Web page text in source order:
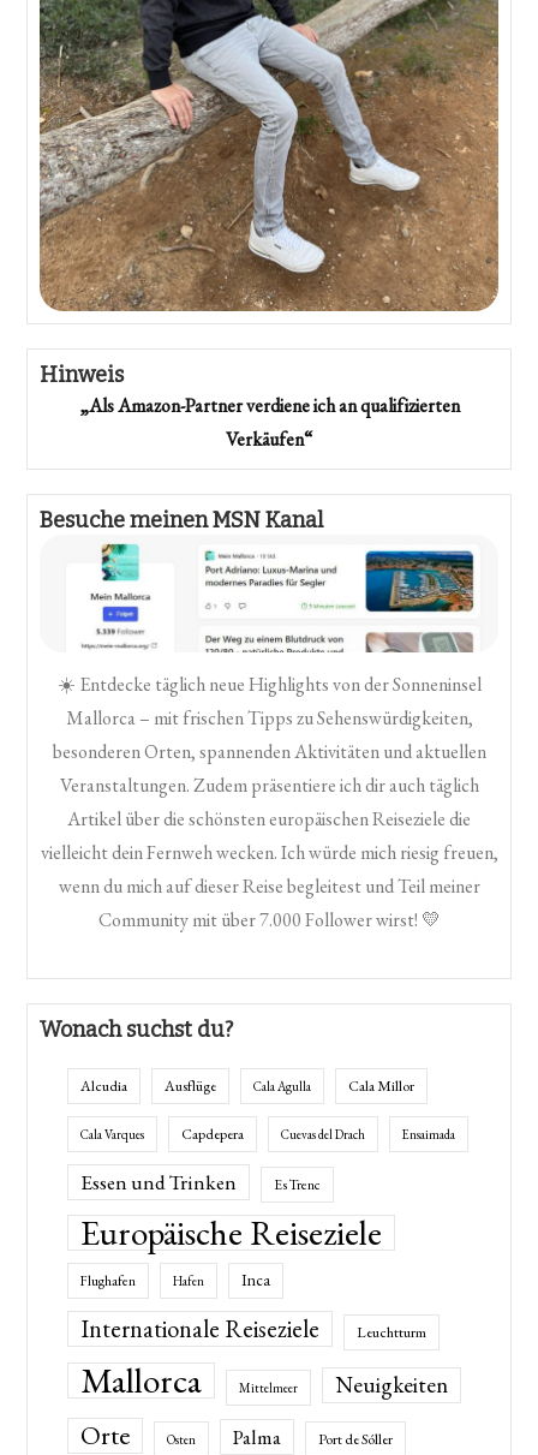
Hinweis
„Als Amazon-Partner verdiene ich an qualifizierten
Verkäufen“
Besuche meinen MSN Kanal
☀️ Entdecke täglich neue Highlights von der Sonneninsel
Mallorca – mit frischen Tipps zu Sehenswürdigkeiten,
besonderen Orten, spannenden Aktivitäten und aktuellen
Veranstaltungen. Zudem präsentiere ich dir auch täglich
Artikel über die schönsten europäischen Reiseziele die
vielleicht dein Fernweh wecken. Ich würde mich riesig freuen,
wenn du mich auf dieser Reise begleitest und Teil meiner
Community mit über 7.000 Follower wirst! 💛
Wonach suchst du?
Alcudia Ausflüge Cala Agulla Cala Millor
Cala Varques Capdepera Cuevas del Drach Ensaimada
Essen und Trinken Es Trenc
Europäische Reiseziele
Flughafen Hafen Inca
Internationale Reiseziele Leuchtturm
Mallorca Mittelmeer Neuigkeiten
Orte Osten Palma Port de Sóller